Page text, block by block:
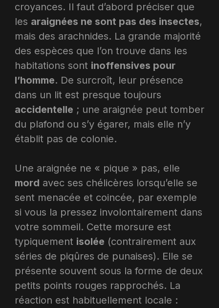
croyances. Il faut d’abord préciser que
les araignées ne sont pas des insectes,
mais des arachnides. La grande majorité
des espèces que l’on trouve dans les
habitations sont inoffensives pour
l’homme. De surcroît, leur présence
dans un lit est presque toujours
accidentelle ; une araignée peut tomber
du plafond ou s’y égarer, mais elle n’y
établit pas de colonie.
Une araignée ne « pique » pas, elle
mord avec ses chélicères lorsqu’elle se
sent menacée et coincée, par exemple
si vous la pressez involontairement dans
votre sommeil. Cette morsure est
typiquement isolée (contrairement aux
séries de piqûres de punaises). Elle se
présente souvent sous la forme de deux
petits points rouges rapprochés. La
réaction est habituellement locale :